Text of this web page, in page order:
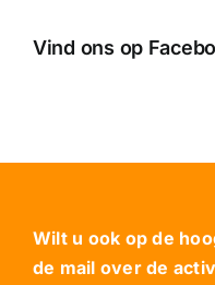
Vind ons op
Wilt u ook op de
de mail over de